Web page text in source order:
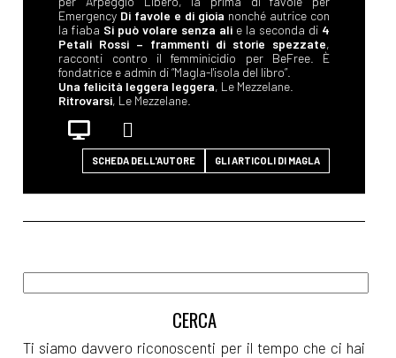
Emergency Di favole e di gioia nonché autrice con
la fiaba Si può volare senza ali e la seconda di 4
Petali Rossi – frammenti di storie spezzate,
racconti contro il femminicidio per BeFree. È
fondatrice e admin di “Magla-l'isola del libro”.
Una felicità leggera leggera, Le Mezzelane.
Ritrovarsi, Le Mezzelane.
GLI ARTICOLI DI MAGLA
SCHEDA DELL'AUTORE
Ti siamo davvero riconoscenti per il tempo che ci hai